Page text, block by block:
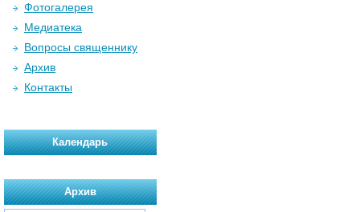
Фотогалерея
Медиатека
Вопросы священнику
Архив
Контакты
Календарь
Архив